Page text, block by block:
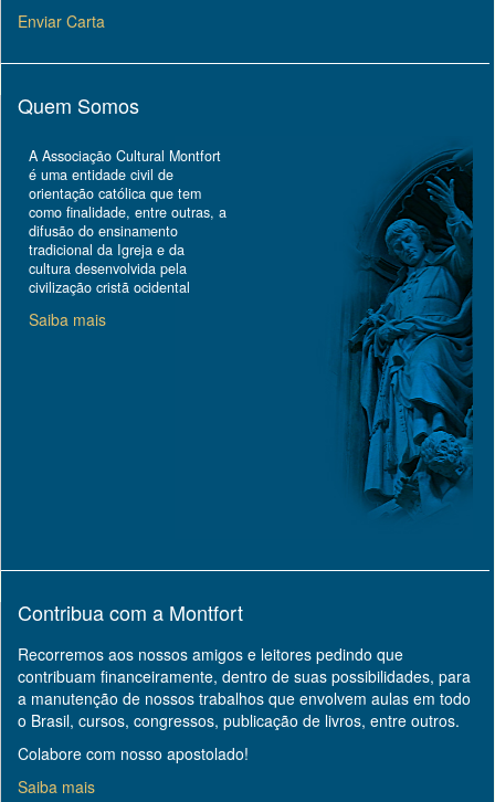
Enviar Carta
Quem Somos
A Associação Cultural Montfort
é uma entidade civil de
orientação católica que tem
como finalidade, entre outras, a
difusão do ensinamento
tradicional da Igreja e da
cultura desenvolvida pela
civilização cristã ocidental
Saiba mais
Contribua com a Montfort
Recorremos aos nossos amigos e leitores pedindo que
contribuam financeiramente, dentro de suas possibilidades, para
a manutenção de nossos trabalhos que envolvem aulas em todo
o Brasil, cursos, congressos, publicação de livros, entre outros.
Colabore com nosso apostolado!
Saiba mais